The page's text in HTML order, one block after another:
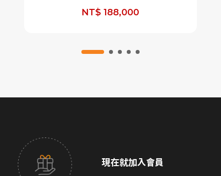
NT$ 188,000
現在就加入會員